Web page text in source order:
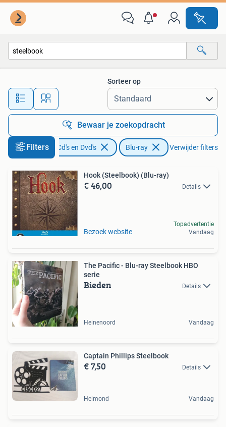
Alle afstanden…
Sorteer op
Bewaar je zoekopdracht
Filters Cd's en Dvd's Blu-ray Verwijder filters
Hook (Steelbook) (Blu-ray)
€ 46,00 Details
Bezoek website
Topadvertentie
Vandaag
The Pacific - Blu-ray Steelbook HBO
serie
Bieden Details
Heinenoord Vandaag
Captain Phillips Steelbook
€ 7,50 Details
Helmond Vandaag